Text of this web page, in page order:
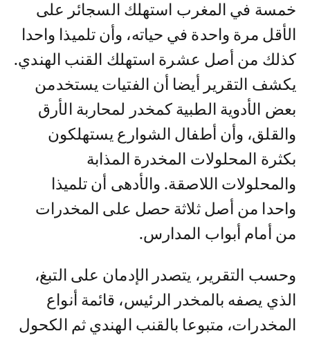
خمسة في المغرب استهلك السجائر على
الأقل مرة واحدة في حياته، وأن تلميذا واحدا
كذلك من أصل عشرة استهلك القنب الهندي.
يكشف التقرير أيضا أن الفتيات يستخدمن
بعض الأدوية الطبية كمخدر لمحاربة الأرق
والقلق، وأن أطفال الشوارع يستهلكون
بكثرة المحلولات المخدرة المذابة
والمحلولات اللاصقة. والأدهى أن تلميذا
واحدا من أصل ثلاثة حصل على المخدرات
من أمام أبواب المدارس.
وحسب التقرير، يتصدر الإدمان على التبغ،
الذي يصفه بالمخدر الرئيس، قائمة أنواع
المخدرات، متبوعا بالقنب الهندي ثم الكحول